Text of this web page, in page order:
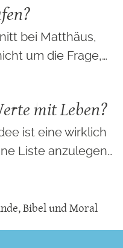
bei Matthäus,
um die Frage,…
mit Leben?
ist eine wirklich
Liste anzulegen…
,Bibel und Moral